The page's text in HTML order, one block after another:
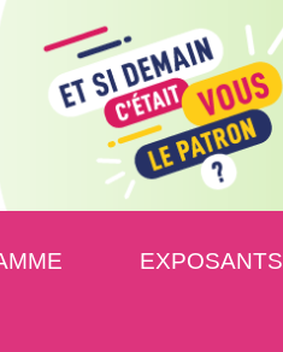
EXPOSANTS